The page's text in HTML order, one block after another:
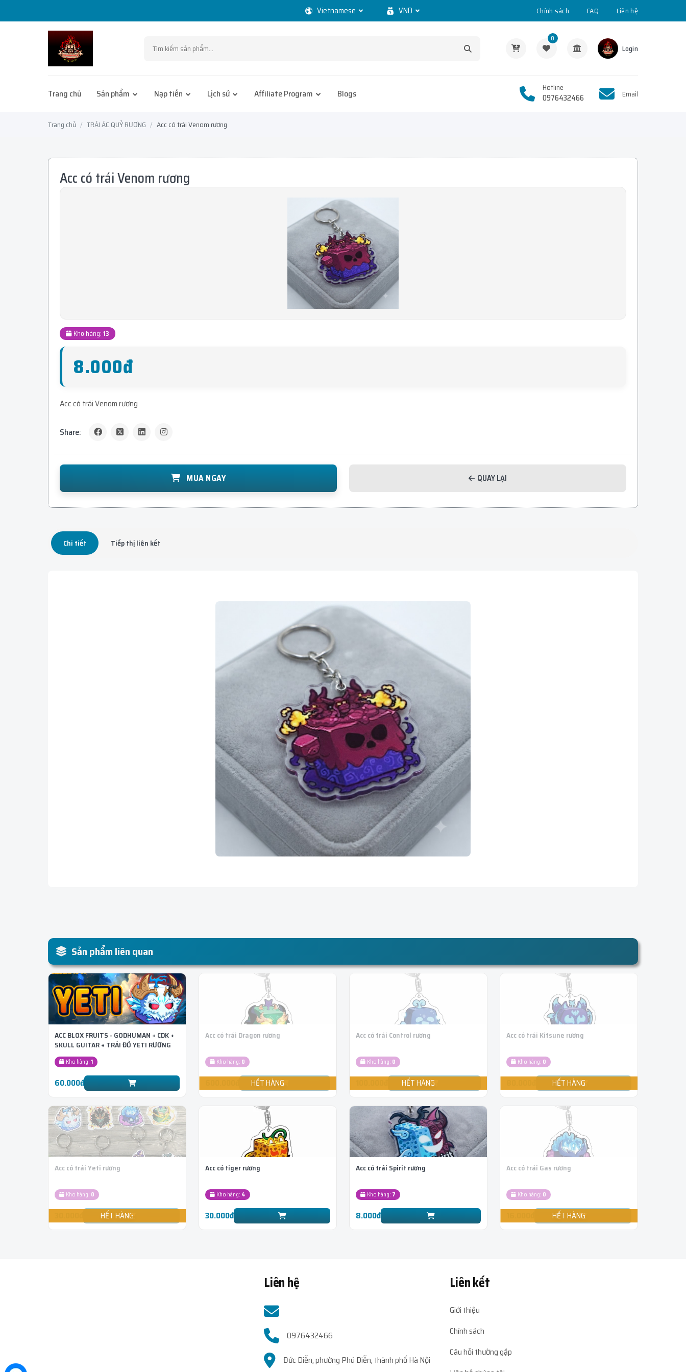
Vietnamese VND Chính sách FAQ Liên hệ
0
Login
Trang chủ Sản phẩm Nạp tiền Lịch sử Affiliate Program Blogs Hotline
0976432466 Email
Trang chủ TRÁI ÁC QUỶ RƯƠNG Acc có trái Venom rương
Acc có trái Venom rương
Kho hàng:13
8.000đ
Acc có trái Venom rương
Share:
MUA NGAY QUAY LẠI
Chi tiết Tiếp thị liên kết
Sản phẩm liên quan
ACC BLOX FRUITS - GODHUMAN + CDK +
SKULL GUITAR + TRÁI ĐỎ YETI RƯƠNG
Kho hàng:1
60.000đ
Acc có trái Dragon rương
Kho hàng: 0
Acc có trái Control rương
Kho hàng: 0
Acc có trái Kitsune rương
Kho hàng: 0
Acc có trái Yeti rương
Kho hàng: 0
Acc có tiger rương
Kho hàng: 4
30.000đ
Acc có trái Spirit rương
Kho hàng: 7
8.000đ
Acc có trái Gas rương
Kho hàng: 0
Liên hệ
0976432466
Đức Diễn, phường Phú Diễn, thành phố Hà Nội
Liên kết
Giới thiệu
Chính sách
Câu hỏi thường gặp